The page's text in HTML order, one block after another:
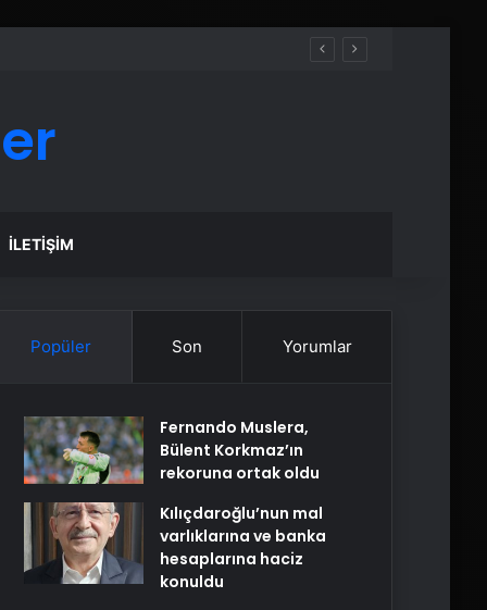
İLETIŞIM
Popüler Son Yorumlar
Fernando Muslera,
Bülent Korkmaz’ın
rekoruna ortak oldu
Kılıçdaroğlu’nun mal
varlıklarına ve banka
hesaplarına haciz
konuldu